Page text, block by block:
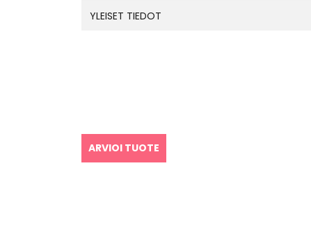
YLEISET TIEDOT
ARVIOI TUOTE